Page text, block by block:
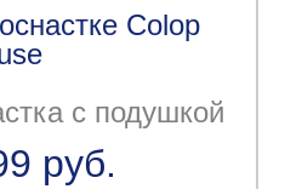
Colop
с подушкой
руб.